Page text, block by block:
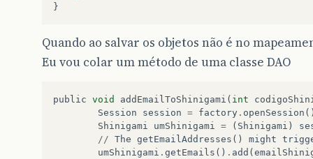
}
Quando ao salvar os objetos não é no
Eu vou colar um método de uma classe DAO
public void addEmailToShinigami ( int
Session
session = factory . openSession
Shinigami
umShinigami = ( Shinigami )
// The getEmailAddresses () might
umShinigami . getEmails () . add (